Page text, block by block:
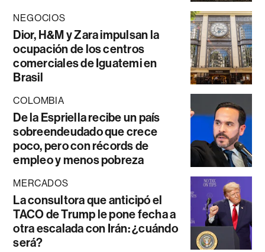
NEGOCIOS
Dior, H&M y Zara impulsan la
ocupación de los centros
comerciales de Iguatemi en
Brasil
COLOMBIA
De la Espriella recibe un país
sobreendeudado que crece
poco, pero con récords de
empleo y menos pobreza
MERCADOS
La consultora que anticipó el
TACO de Trump le pone fecha a
otra escalada con Irán: ¿cuándo
será?